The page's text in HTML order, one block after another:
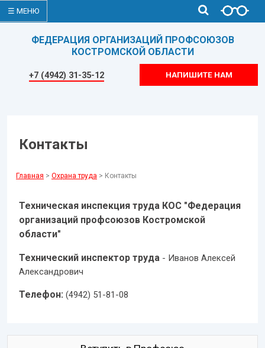
☰ МЕНЮ
ФЕДЕРАЦИЯ ОРГАНИЗАЦИЙ ПРОФСОЮЗОВ
КОСТРОМСКОЙ ОБЛАСТИ
+7 (4942) 31-35-12 НАПИШИТЕ НАМ
Контакты
Главная > Охрана труда > Контакты
Техническая инспекция труда КОС "Федерация
организаций профсоюзов Костромской
области"
Технический инспектор труда - Иванов Алексей
Александрович
Телефон: (4942) 51-81-08